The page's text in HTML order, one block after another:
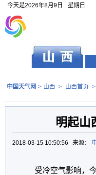
今天是2026年8月9日 星期日
中国天气网 > 山西 > 山西首页 >
明起山
2018-03-15 10:50:56 来源：
受冷空气影响，